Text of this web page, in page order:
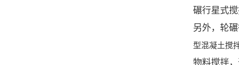
碾行星式
另外，轮
型混凝土搅
物料搅拌